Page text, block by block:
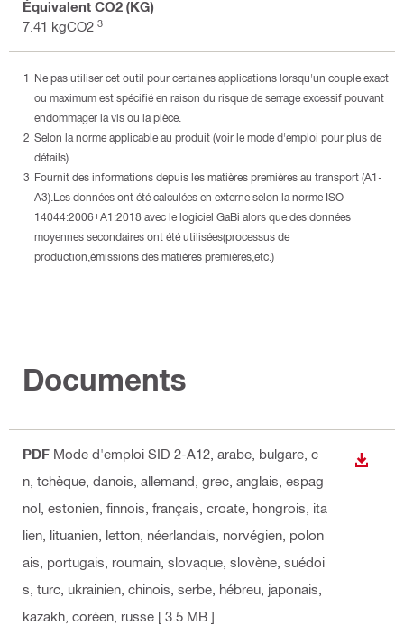
Équivalent CO2 (KG)
7.41 kgCO2 3
Ne pas utiliser cet outil pour certaines applications lorsqu'un couple exact
ou maximum est spécifié en raison du risque de serrage excessif pouvant
endommager la vis ou la pièce.
Selon la norme applicable au produit (voir le mode d'emploi pour plus de
détails)
Fournit des informations depuis les matières premières au transport (A1-
A3).Les données ont été calculées en externe selon la norme ISO
14044:2006+A1:2018 avec le logiciel GaBi alors que des données
moyennes secondaires ont été utilisées(processus de
production,émissions des matières premières,etc.)
Documents
PDF Mode d'emploi SID 2-A12 , arabe, bulgare, c
n, tchèque, danois, allemand, grec, anglais, espag
nol, estonien, finnois, français, croate, hongrois, ita
lien, lituanien, letton, néerlandais, norvégien, polon
ais, portugais, roumain, slovaque, slovène, suédoi
s, turc, ukrainien, chinois, serbe, hébreu, japonais,
kazakh, coréen, russe [ 3.5 MB ]